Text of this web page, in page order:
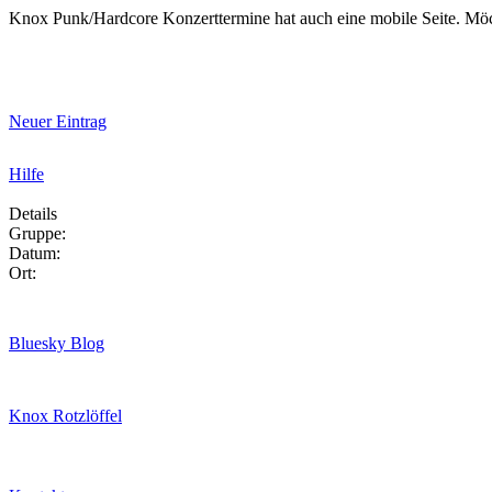
Knox Punk/Hardcore Konzerttermine hat auch eine mobile Seite.
Neuer Eintrag
Hilfe
Details
Gruppe:
Datum:
Ort:
Bluesky Blog
Knox Rotzlöffel